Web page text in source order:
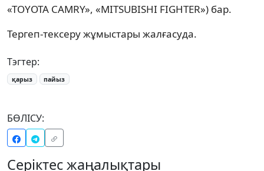
«TOYOTA CAMRY», «MITSUBISHI FIGHTER») бар.
Тергеп-тексеру жұмыстары жалғасуда.
Тэгтер:
қарыз пайыз
БӨЛІСУ:
Серіктес жаңалықтары